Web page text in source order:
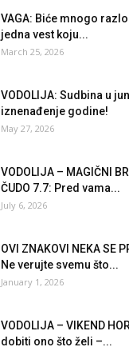
VAGA: Biće mnogo
jedna vest koju...
March 25, 2026
VODOLIJA: Sudbina u
iznenađenje godine!
May 27, 2026
VODOLIJA – MAGIČNI
ČUDO 7.7: Pred vama...
July 6, 2026
OVI ZNAKOVI NEKA SE
Ne verujte svemu što...
January 1, 2026
VODOLIJA – VIKEND
dobiti ono što želi –...